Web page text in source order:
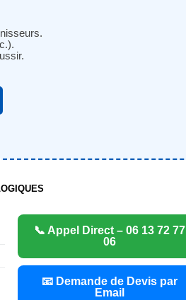
📞 Appel Direct – 06 13 72 77
06
📧 Demande de Devis par
Email